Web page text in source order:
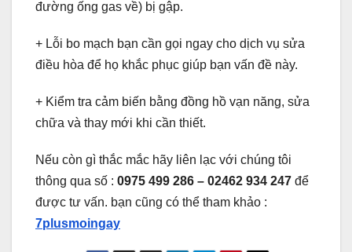
đường ống gas về) bị gập.
+ Lỗi bo mạch bạn cần gọi ngay cho dịch vụ sửa
điều hòa để họ khắc phục giúp bạn vấn đề này.
+ Kiểm tra cảm biến bằng đồng hồ vạn năng, sửa
chữa và thay mới khi cần thiết.
Nếu còn gì thắc mắc hãy liên lạc với chúng tôi
thông qua số : 0975 499 286 – 02462 934 247 để
được tư vấn. bạn cũng có thể tham khảo :
7plusmoingay